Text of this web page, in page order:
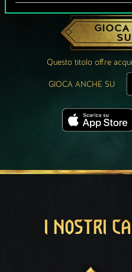
CHE NE DICI DI
GIOCA
Questo titolo offre
GIOCA ANCHE SU
I NOSTRI